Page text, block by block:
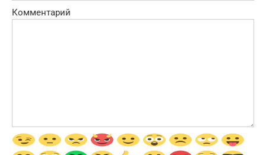
Комментарий